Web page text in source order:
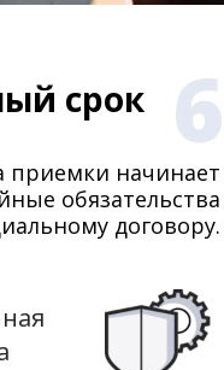
срок
приемки начинает
обязательства
договору.
6